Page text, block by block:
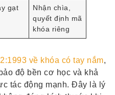
gạt
Nhận chìa,
quyết định mã
khóa riêng
về khóa có tay nắm,
độ bền cơ học và khả
tác động mạnh. Đây là lý